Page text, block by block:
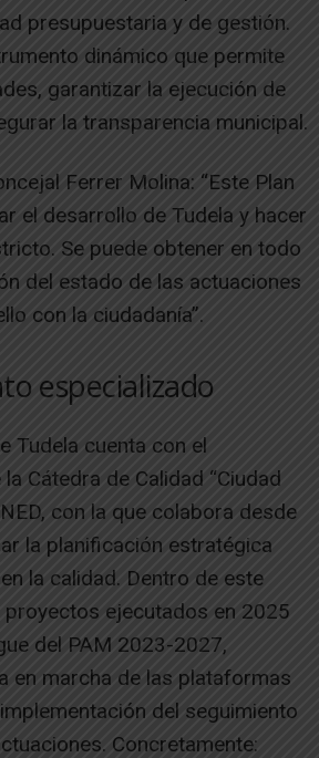
presupuestaria y de gestión.
dinámico que permite
garantizar la ejecución de
la transparencia municipal.
Ferrer Molina: “Este Plan
el desarrollo de Tudela y hacer
Se puede obtener en todo
del estado de las actuaciones
con la ciudadanía”.
especializado
Tudela cuenta con el
Cátedra de Calidad “Ciudad
con la que colabora desde
la planificación estratégica
la calidad. Dentro de este
ejecutados en 2025
del PAM 2023-2027,
en marcha de las plataformas
del seguimiento
Concretamente: